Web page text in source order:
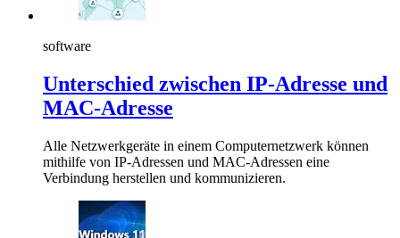
software
Unterschied zwischen IP-Adresse und
MAC-Adresse
Alle Netzwerkgeräte in einem Computernetzwerk können
mithilfe von IP-Adressen und MAC-Adressen eine
Verbindung herstellen und kommunizieren.